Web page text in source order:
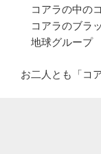
コアラの中の
コアラのブラ
地球グループ
お二人とも「コ